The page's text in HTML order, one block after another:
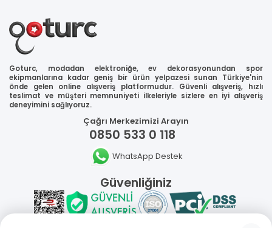
Goturc, modadan elektroniğe, ev dekorasyonundan spor
ekipmanlarına kadar geniş bir ürün yelpazesi sunan Türkiye'nin
önde gelen online alışveriş platformudur. Güvenli alışveriş, hızlı
teslimat ve müşteri memnuniyeti ilkeleriyle sizlere en iyi alışveriş
deneyimini sağlıyoruz.
Çağrı Merkezimizi Arayın
0850 533 0 118
WhatsApp Destek
Güvenliğiniz